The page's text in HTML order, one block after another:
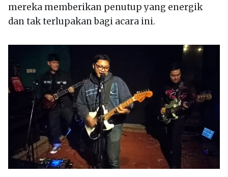
mereka memberikan penutup yang energik
dan tak terlupakan bagi acara ini.